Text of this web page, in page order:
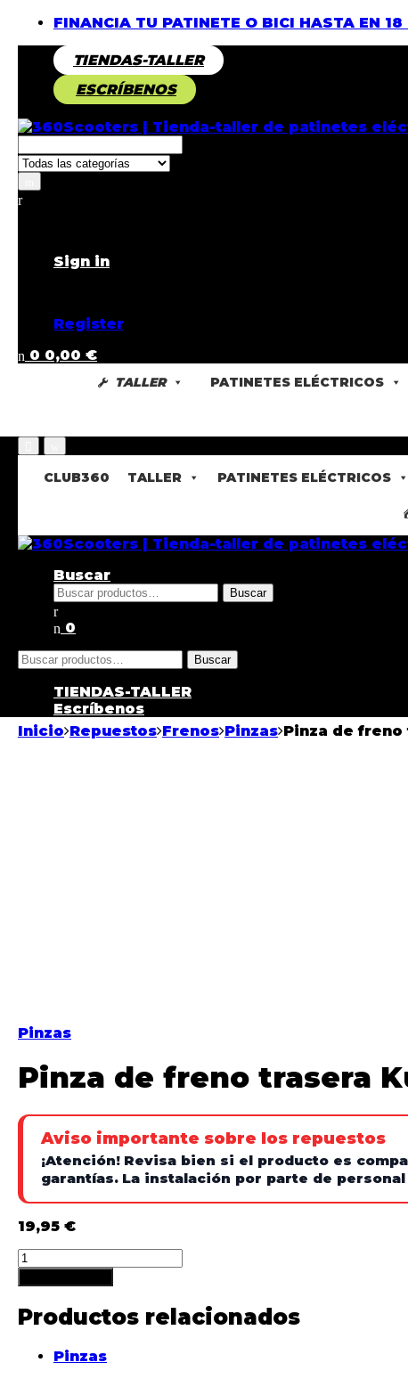
FINANCIA TU PATINETE O BICI HASTA EN 18
TIENDAS-TALLER
ESCRÍBENOS
Sign in
Register
0 0,00 €
TALLER PATINETES ELÉCTRICOS
CLUB360 TALLER PATINETES ELÉCTRICOS
Buscar
Buscar
0
Buscar
TIENDAS-TALLER
Escríbenos
Inicio Repuestos Frenos Pinzas Pinza de freno
Pinzas
Pinza de freno trasera
Aviso importante sobre los repuestos
¡Atención! Revisa bien si el producto es
garantías. La instalación por parte de
19,95 €
Productos relacionados
Pinzas